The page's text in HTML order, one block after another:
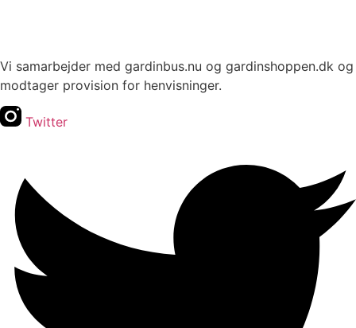
Vi samarbejder med gardinbus.nu og gardinshoppen.dk og
modtager provision for henvisninger.
Twitter